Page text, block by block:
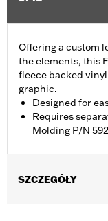
Offering a custom
the elements, this
fleece backed
graphic.
Designed for
Requires
Molding P/N
SZCZEGÓŁY